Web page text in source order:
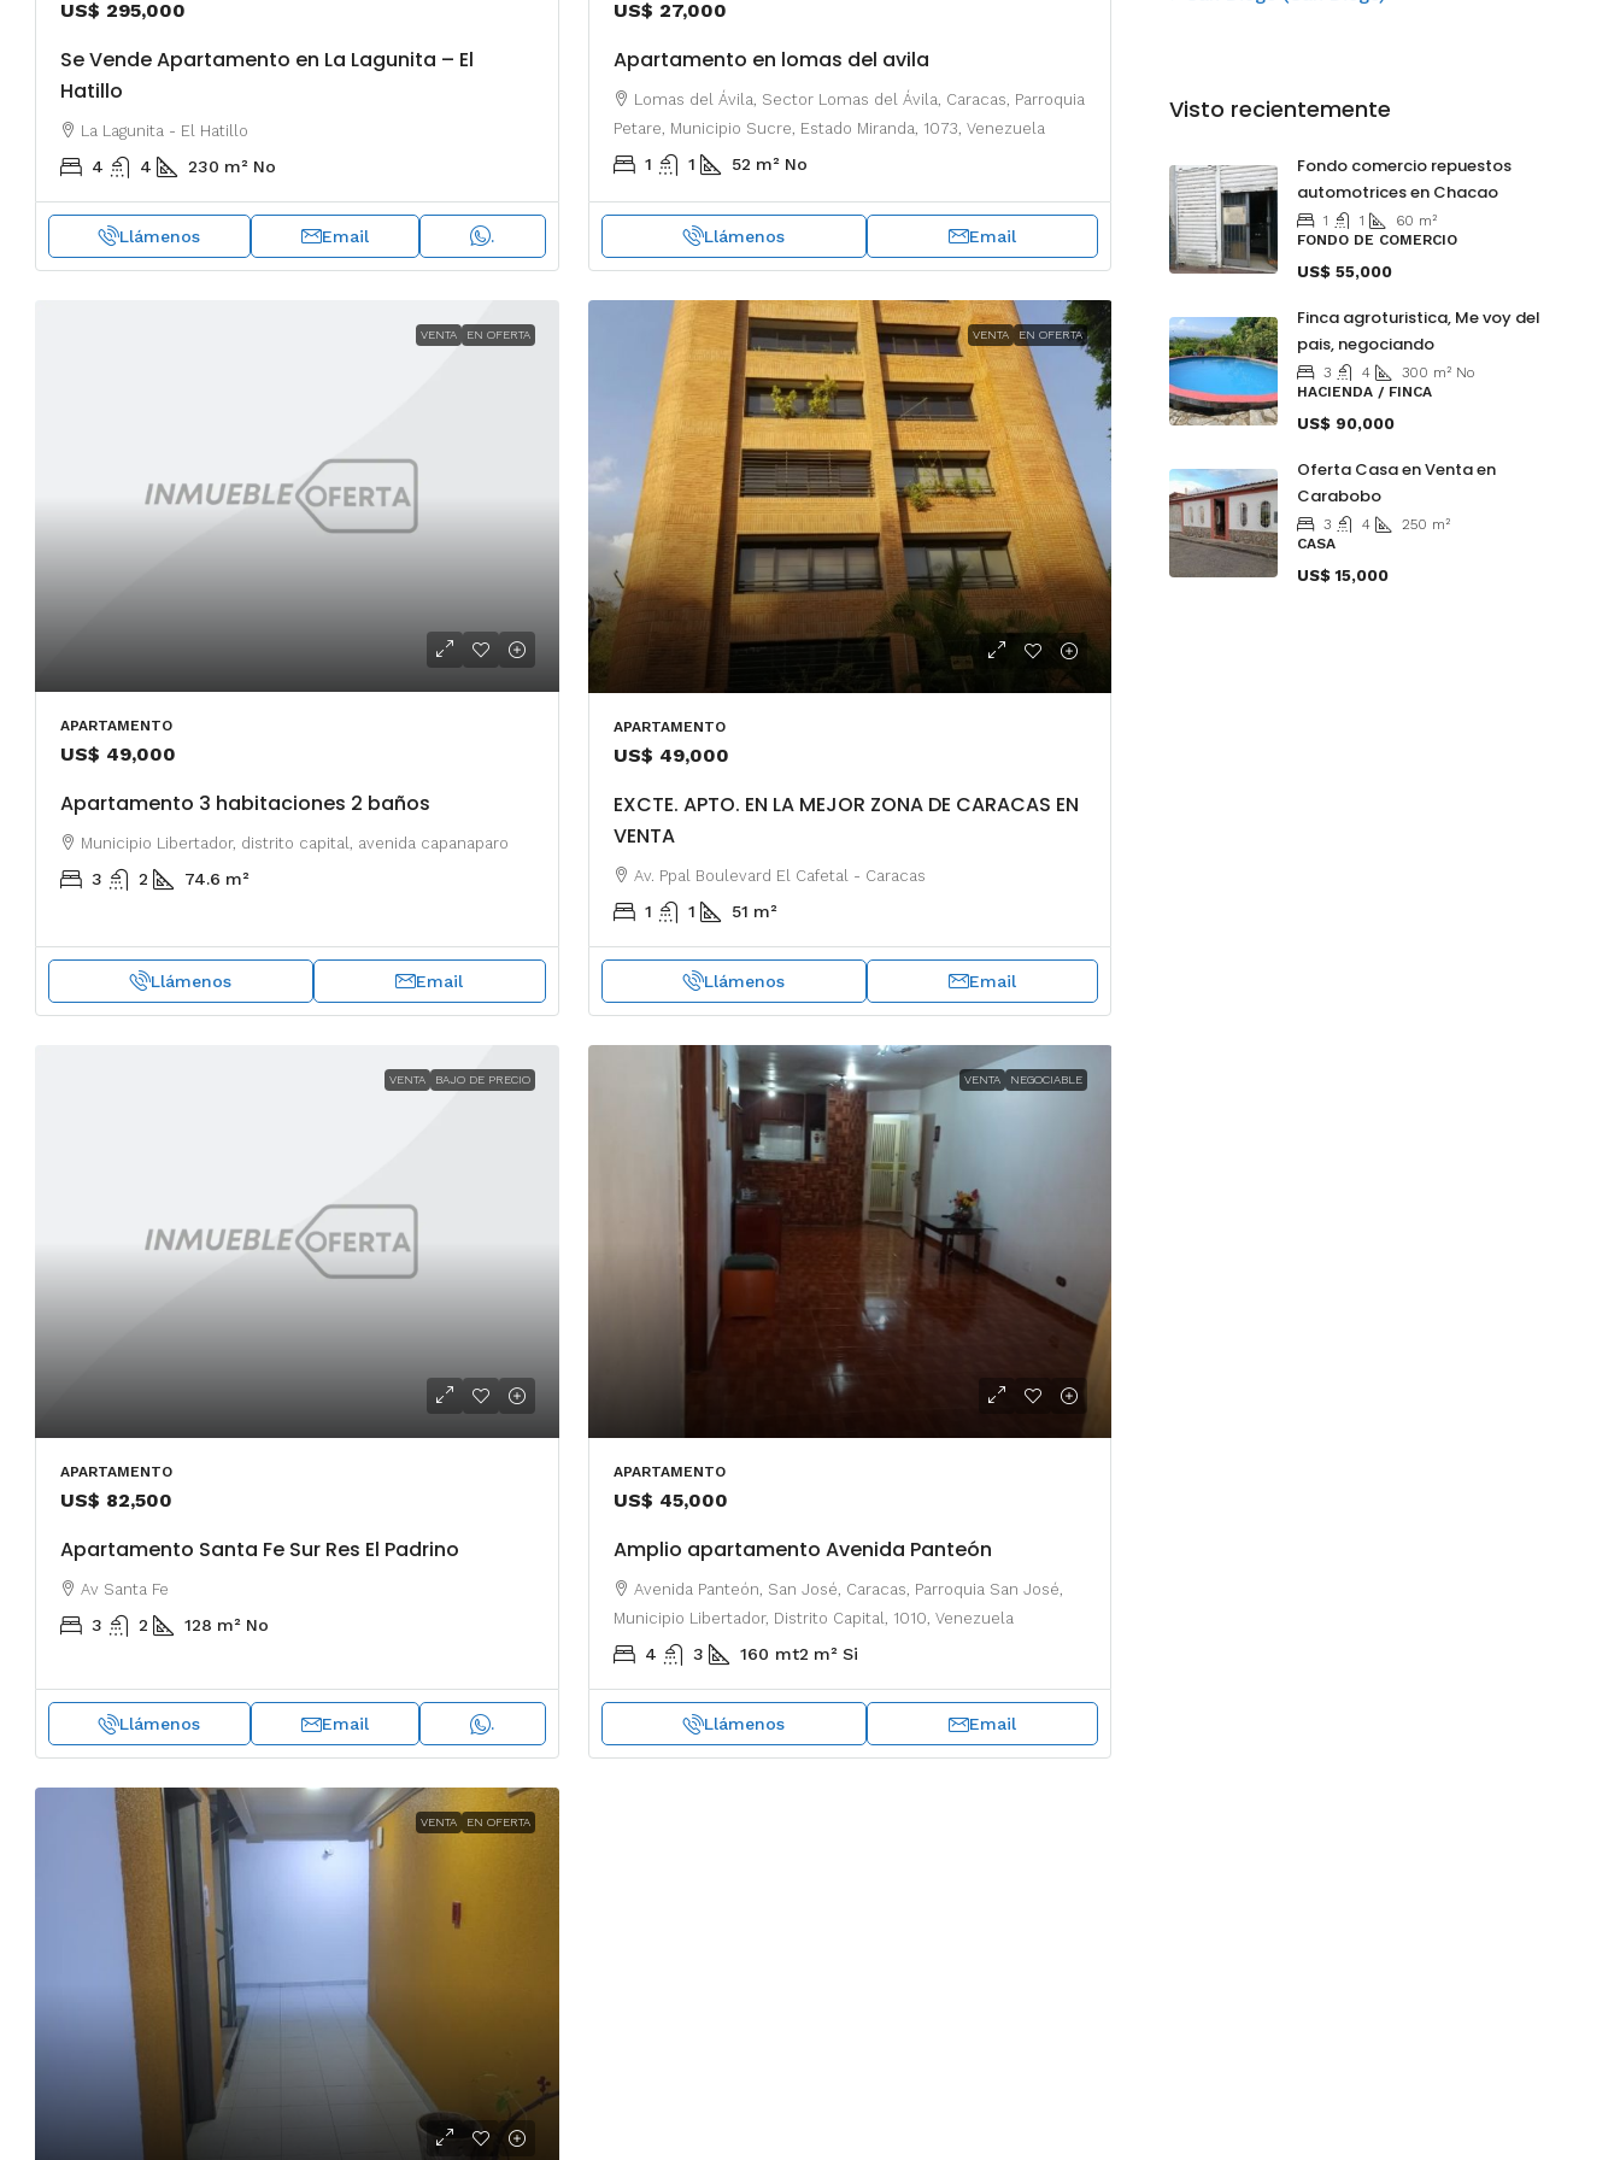
US$ 295,000
Se Vende Apartamento en La Lagunita – El
Hatillo
La Lagunita - El Hatillo
4 4 230 m² No
Llámenos Email .
US$ 27,000
Apartamento en lomas del avila
Lomas del Ávila, Sector Lomas del Ávila, Caracas, Parroquia
Petare, Municipio Sucre, Estado Miranda, 1073, Venezuela
1 1 52 m² No
Llámenos Email
VENTA EN OFERTA
APARTAMENTO
US$ 49,000
Apartamento 3 habitaciones 2 baños
Municipio Libertador, distrito capital, avenida capanaparo
3 2 74.6 m²
Llámenos Email
VENTA EN OFERTA
APARTAMENTO
US$ 49,000
EXCTE. APTO. EN LA MEJOR ZONA DE CARACAS EN
VENTA
Av. Ppal Boulevard El Cafetal - Caracas
1 1 51 m²
Llámenos Email
VENTA BAJO DE PRECIO
APARTAMENTO
US$ 82,500
Apartamento Santa Fe Sur Res El Padrino
Av Santa Fe
3 2 128 m² No
Llámenos Email .
VENTA NEGOCIABLE
APARTAMENTO
US$ 45,000
Amplio apartamento Avenida Panteón
Avenida Panteón, San José, Caracas, Parroquia San José,
Municipio Libertador, Distrito Capital, 1010, Venezuela
4 3 160 mt2 m² Si
Llámenos Email
VENTA EN OFERTA
Visto recientemente
Fondo comercio repuestos
automotrices en Chacao
1 1 60 m²
FONDO DE COMERCIO
US$ 55,000
Finca agroturistica, Me voy del
pais, negociando
3 4 300 m² No
HACIENDA / FINCA
US$ 90,000
Oferta Casa en Venta en
Carabobo
3 4 250 m²
CASA
US$ 15,000